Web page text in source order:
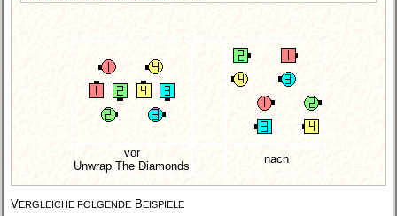
vor
Unwrap The Diamonds
nach
VERGLEICHE FOLGENDE BEISPIELE